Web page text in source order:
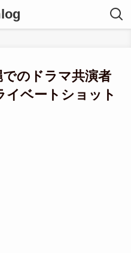
でのドラマ共演者
イベートショット